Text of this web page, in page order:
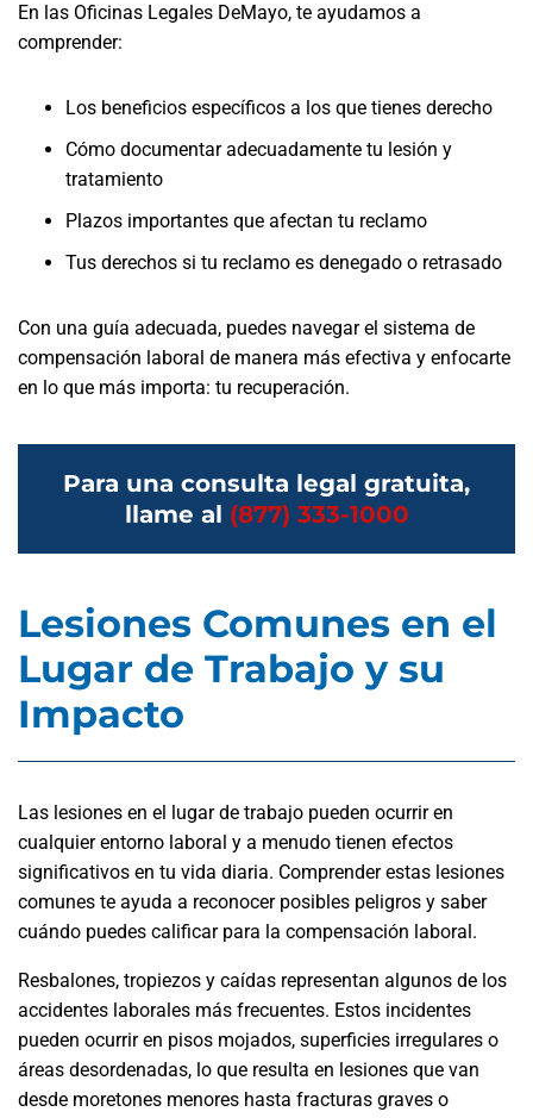
En las Oficinas Legales DeMayo, te ayudamos a
comprender:
Los beneficios específicos a los que tienes derecho
Cómo documentar adecuadamente tu lesión y
tratamiento
Plazos importantes que afectan tu reclamo
Tus derechos si tu reclamo es denegado o retrasado
Con una guía adecuada, puedes navegar el sistema de
compensación laboral de manera más efectiva y enfocarte
en lo que más importa: tu recuperación.
Para una consulta legal gratuita,
llame al (877) 333-1000
Lesiones Comunes en el
Lugar de Trabajo y su
Impacto
Las lesiones en el lugar de trabajo pueden ocurrir en
cualquier entorno laboral y a menudo tienen efectos
significativos en tu vida diaria. Comprender estas lesiones
comunes te ayuda a reconocer posibles peligros y saber
cuándo puedes calificar para la compensación laboral.
Resbalones, tropiezos y caídas representan algunos de los
accidentes laborales más frecuentes. Estos incidentes
pueden ocurrir en pisos mojados, superficies irregulares o
áreas desordenadas, lo que resulta en lesiones que van
desde moretones menores hasta fracturas graves o